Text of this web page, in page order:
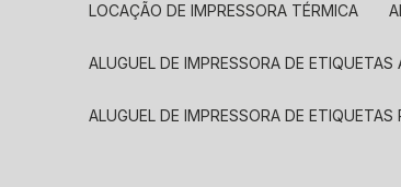
LOCAÇÃO DE IMPRESSORA TÉRMICA
ALUGUEL DE IMPRESSORA DE ETIQUETAS
ALUGUEL DE IMPRESSORA DE